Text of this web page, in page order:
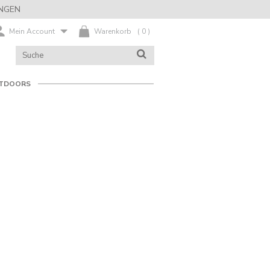
( 0 )
Warenkorb
Mein Account
KATALOG
DURCHSUCHEN
SUCHE